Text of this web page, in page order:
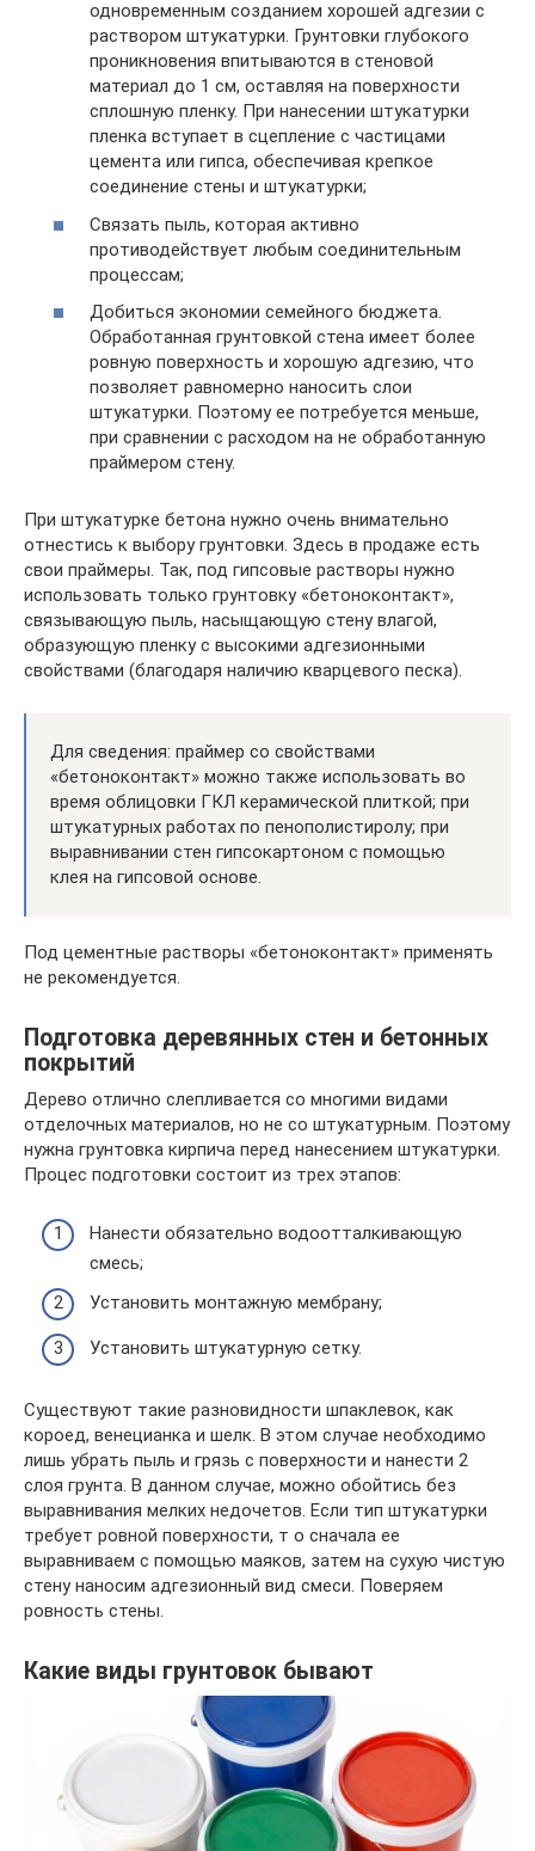
одновременным созданием хорошей адгезии с
раствором штукатурки. Грунтовки глубокого
проникновения впитываются в стеновой
материал до 1 см, оставляя на поверхности
сплошную пленку. При нанесении штукатурки
пленка вступает в сцепление с частицами
цемента или гипса, обеспечивая крепкое
соединение стены и штукатурки;
Связать пыль, которая активно
противодействует любым соединительным
процессам;
Добиться экономии семейного бюджета.
Обработанная грунтовкой стена имеет более
ровную поверхность и хорошую адгезию, что
позволяет равномерно наносить слои
штукатурки. Поэтому ее потребуется меньше,
при сравнении с расходом на не обработанную
праймером стену.
При штукатурке бетона нужно очень внимательно
отнестись к выбору грунтовки. Здесь в продаже есть
свои праймеры. Так, под гипсовые растворы нужно
использовать только грунтовку «бетоноконтакт»,
связывающую пыль, насыщающую стену влагой,
образующую пленку с высокими адгезионными
свойствами (благодаря наличию кварцевого песка).
Для сведения: праймер со свойствами
«бетоноконтакт» можно также использовать во
время облицовки ГКЛ керамической плиткой; при
штукатурных работах по пенополистиролу; при
выравнивании стен гипсокартоном с помощью
клея на гипсовой основе.
Под цементные растворы «бетоноконтакт» применять
не рекомендуется.
Подготовка деревянных стен и бетонных
покрытий
Дерево отлично слепливается со многими видами
отделочных материалов, но не со штукатурным. Поэтому
нужна грунтовка кирпича перед нанесением штукатурки.
Процес подготовки состоит из трех этапов:
Нанести обязательно водоотталкивающую
смесь;
Установить монтажную мембрану;
Установить штукатурную сетку.
Существуют такие разновидности шпаклевок, как
короед, венецианка и шелк. В этом случае необходимо
лишь убрать пыль и грязь с поверхности и нанести 2
слоя грунта. В данном случае, можно обойтись без
выравнивания мелких недочетов. Если тип штукатурки
требует ровной поверхности, т о сначала ее
выравниваем с помощью маяков, затем на сухую чистую
стену наносим адгезионный вид смеси. Поверяем
ровность стены.
Какие виды грунтовок бывают